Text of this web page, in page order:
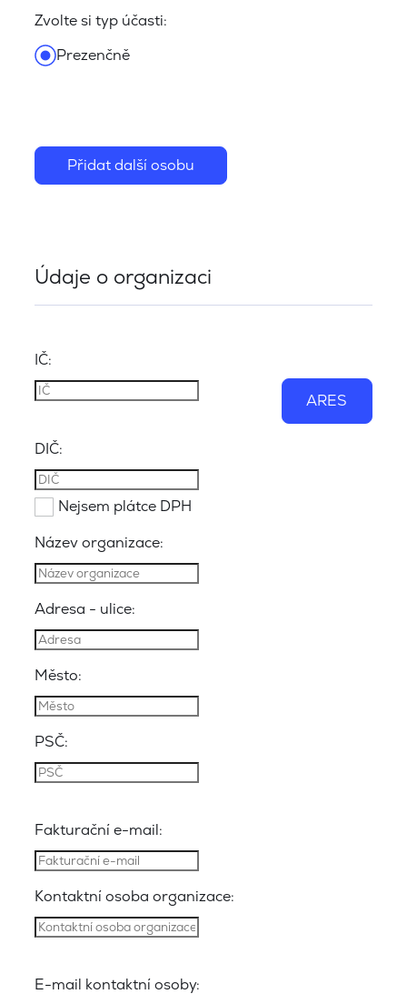
Zvolte si typ účasti:
Prezenčně
Přidat další osobu
Údaje o organizaci
IČ:
ARES
DIČ:
Nejsem plátce DPH
Název organizace:
Adresa - ulice:
Město:
PSČ:
Fakturační e-mail:
Kontaktní osoba organizace:
E-mail kontaktní osoby: